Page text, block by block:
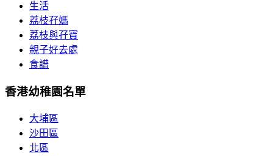
生活
荔枝孖媽
荔枝與孖寶
親子好去處
食譜
香港幼稚園名單
大埔區
沙田區
北區